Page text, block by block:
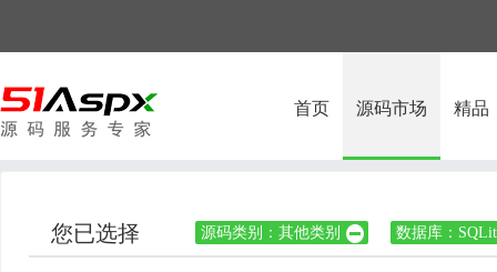
首页 源码市场 精品
您已选择 源码类别：其他类别  数据库：